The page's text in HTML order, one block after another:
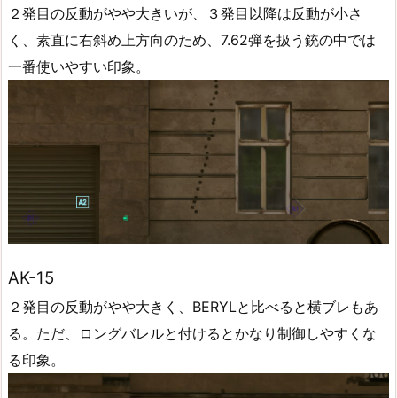
２発目の反動がやや大きいが、３発目以降は反動が小さ
く、素直に右斜め上方向のため、7.62弾を扱う銃の中では
一番使いやすい印象。
AK-15
２発目の反動がやや大きく、BERYLと比べると横ブレもあ
る。ただ、ロングバレルと付けるとかなり制御しやすくな
る印象。